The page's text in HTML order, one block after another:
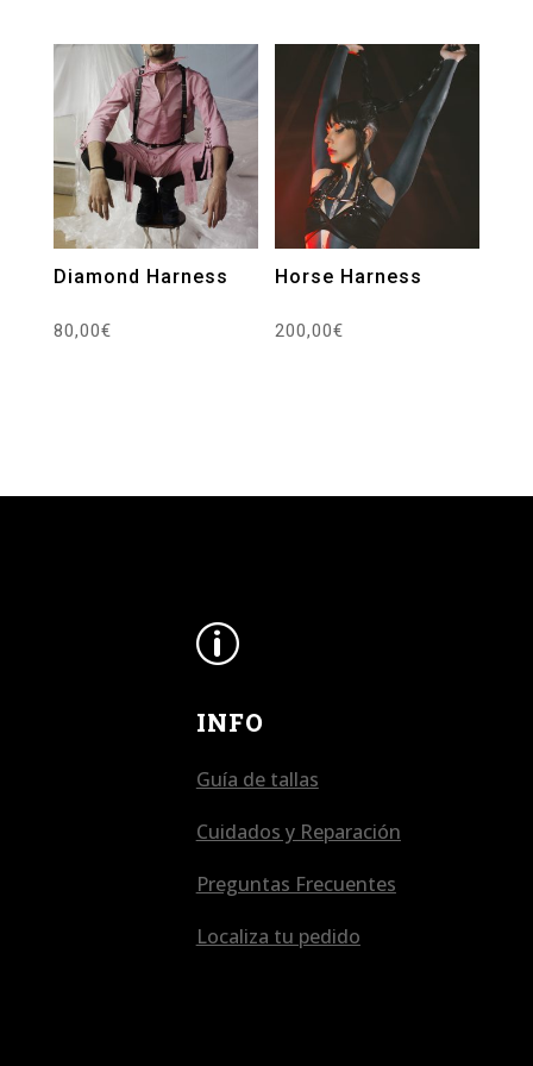
Diamond Harness
80,00€
Horse Harness
200,00€
p
INFO
Guía de tallas
Cuidados y Reparación
Preguntas Frecuentes
Localiza tu pedido